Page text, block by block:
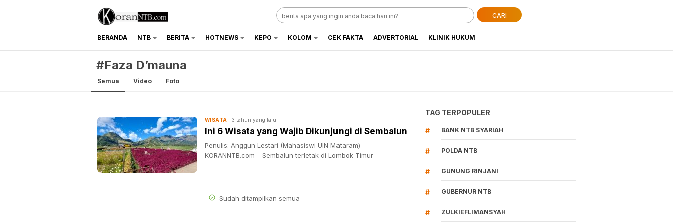
koranntb.com
CARI
BERANDA NTB BERITA HOTNEWS KEPO KOLOM CEK FAKTA ADVERTORIAL KLINIK HUKUM
#Faza D’mauna
Semua Video Foto
WISATA 3 tahun yang lalu
Ini 6 Wisata yang Wajib Dikunjungi di Sembalun
Penulis: Anggun Lestari (Mahasiswi UIN Mataram)
KORANNTB.com – Sembalun terletak di Lombok Timur
Sudah ditampilkan semua
TAG TERPOPULER
# BANK NTB SYARIAH
# POLDA NTB
# GUNUNG RINJANI
# GUBERNUR NTB
# ZULKIEFLIMANSYAH